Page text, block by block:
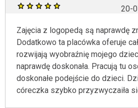
20-
Zajęcia z logopedą są naprawdę
Dodatkowo ta placówka oferuje
rozwijają wyobraźnię mojego
naprawdę doskonała. Pracują tu
doskonałe podejście do dzieci.
córeczka szybko przyzwyczaiła